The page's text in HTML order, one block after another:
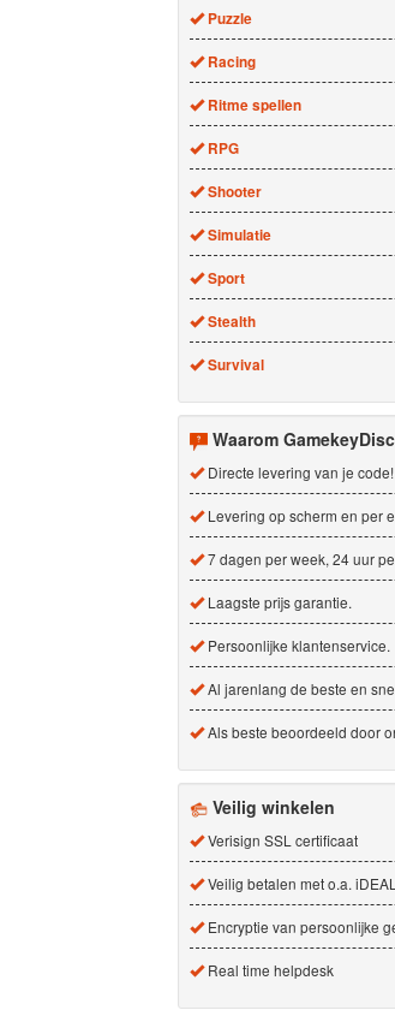
Puzzle
Racing
Ritme spellen
RPG
Shooter
Simulatie
Sport
Stealth
Survival
Waarom
Directe levering van je code!
Levering op scherm en per
7 dagen per week, 24 uur
Laagste prijs garantie.
Persoonlijke klantenservice.
Al jarenlang de beste en
Als beste beoordeeld door
Veilig winkelen
Verisign SSL certificaat
Veilig betalen met o.a. iDEAL
Encryptie van persoonlijke
Real time helpdesk